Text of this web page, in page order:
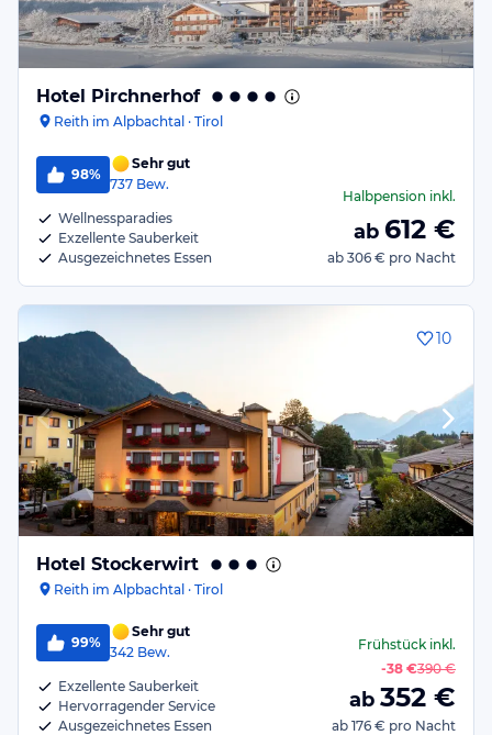
Hotel Pirchnerhof
Reith im Alpbachtal · Tirol
98%
Sehr gut
737 Bew.
Wellnessparadies
Exzellente Sauberkeit
Ausgezeichnetes Essen
Halbpension inkl.
ab 612 €
ab 306 € pro Nacht
10
Hotel Stockerwirt
Reith im Alpbachtal · Tirol
99%
Sehr gut
342 Bew.
Exzellente Sauberkeit
Hervorragender Service
Ausgezeichnetes Essen
Frühstückinkl.
-38 €390 €
ab 352 €
ab 176 € pro Nacht